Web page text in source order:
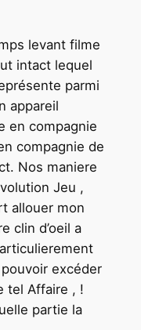
levant filme
intact lequel
parmi
appareil
en compagnie
compagnie de
Nos maniere
Jeu ,
allouer mon
clin d’oeil a
excéder
tel Affaire , !
partie la